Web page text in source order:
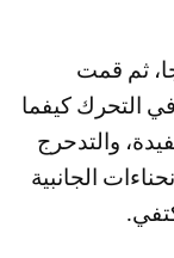
ثم قمت
التحرك كيفما
والتدحرج
الجانبية